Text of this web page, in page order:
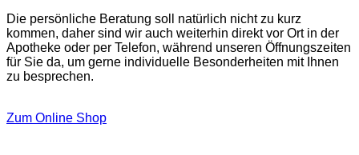
Die persönliche Beratung soll natürlich nicht zu kurz
kommen, daher sind wir auch weiterhin direkt vor Ort in der
Apotheke oder per Telefon, während unseren Öffnungszeiten
für Sie da, um gerne individuelle Besonderheiten mit Ihnen
zu besprechen.
Zum Online Shop